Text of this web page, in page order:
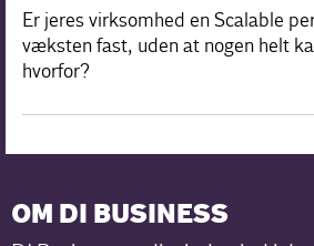
Er jeres virksomhed en Scalable
væksten fast, uden at nogen helt
hvorfor?
OM DI BUSINESS